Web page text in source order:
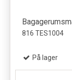
816 TES1004
På lager